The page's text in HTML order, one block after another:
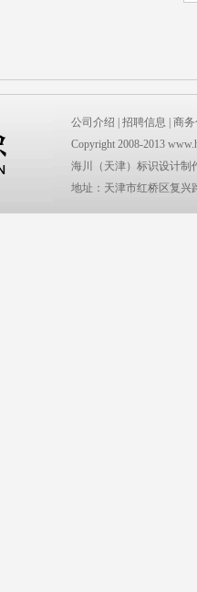
公司介绍 招聘信息
商
Copyright 2008-2013
海川（天津）标识设计制
地址：天津市红桥区复兴